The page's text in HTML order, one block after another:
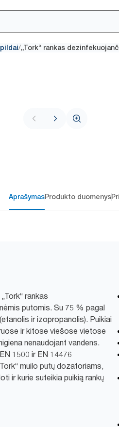
/„Tork“ rankas
AprašymasProdukto duomenys
rankas
putomis. Su 75 % pagal
ir izopropanolis). Puikiai
ir kitose viešose vietose
nenaudojant vandens.
1500 ir EN 14476
muilo putų dozatoriams,
ir kurie suteikia puikią rankų